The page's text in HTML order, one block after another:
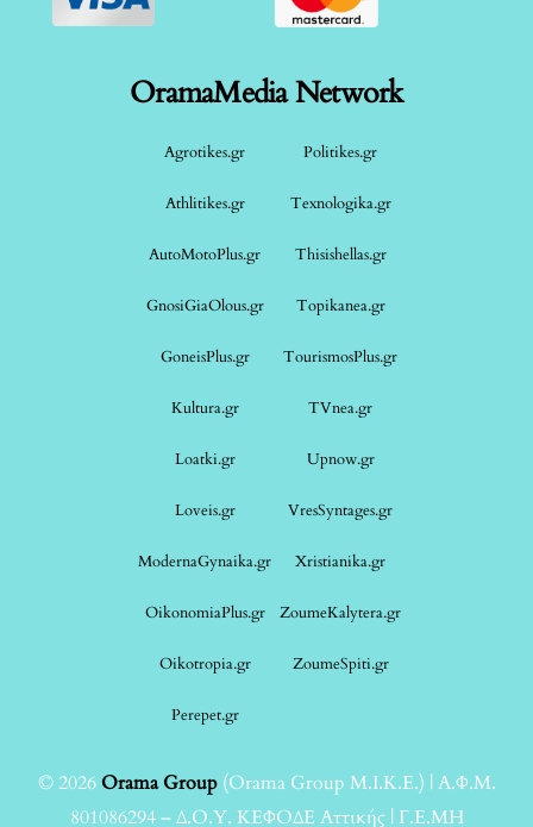
OramaMedia Network
Agrotikes.gr Politikes.gr
Athlitikes.gr Texnologika.gr
AutoMotoPlus.gr Thisishellas.gr
GnosiGiaOlous.gr Topikanea.gr
GoneisPlus.gr TourismosPlus.gr
Kultura.gr TVnea.gr
Loatki.gr Upnow.gr
Loveis.gr VresSyntages.gr
ModernaGynaika.gr Xristianika.gr
OikonomiaPlus.gr ZoumeKalytera.gr
Oikotropia.gr ZoumeSpiti.gr
Perepet.gr
© 2026Orama Group(Orama Group Μ.Ι.Κ.Ε.) | Α.Φ.Μ.
801086294 – Δ.Ο.Υ. ΚΕΦΟΔΕ Αττικής | Γ.Ε.ΜΗ